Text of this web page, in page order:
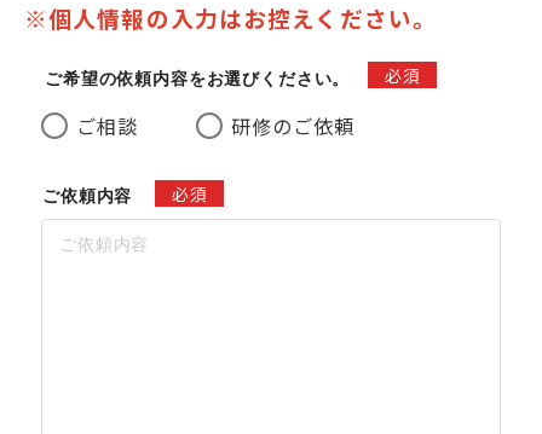
※個人情報の入力はお控えください。
ご希望の依頼内容をお選びください。 必須
ご相談 研修のご依頼
ご依頼内容 必須